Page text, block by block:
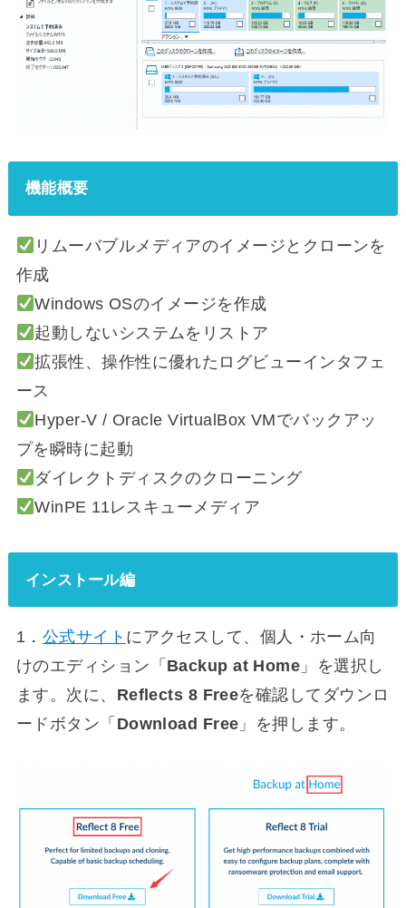
機能概要
リムーバブルメディアのイメージとクローンを
作成
Windows OSのイメージを作成
起動しないシステムをリストア
拡張性、操作性に優れたログビューインタフェ
ース
Hyper-V / Oracle VirtualBox VMでバックアッ
プを瞬時に起動
ダイレクトディスクのクローニング
WinPE 11レスキューメディア
インストール編
1． 公式サイト にアクセスして、個人・ホーム向
けのエディション「 Backup at Home 」を選択し
ます。次に、 Reflects 8 Freeを確認してダウンロ
ードボタン「 Download Free 」を押します。